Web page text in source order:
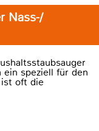
Nass-/
ein speziell für den
oft die